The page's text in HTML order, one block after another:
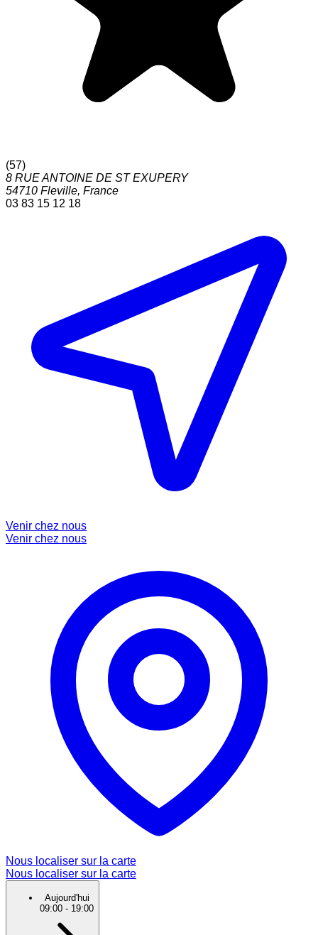
(57)
8 RUE ANTOINE DE ST EXUPERY
54710 Fleville, France
03 83 15 12 18
Venir chez nous
Venir chez nous
Nous localiser sur la carte
Nous localiser sur la carte
Aujourd'hui
09:00 - 19:00